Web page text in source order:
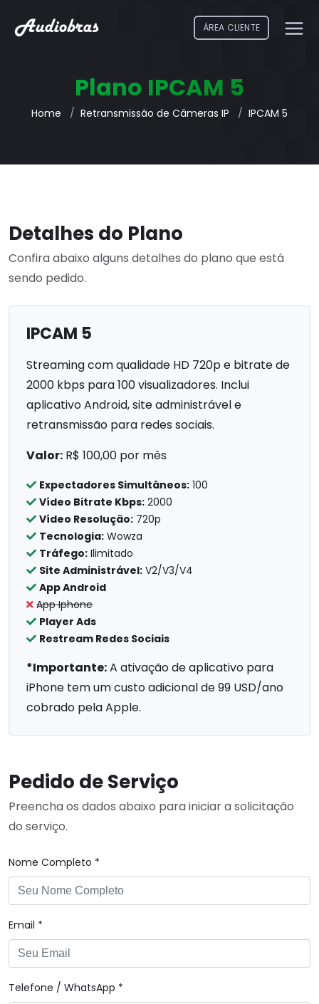
ÁREA CLIENTE
Plano IPCAM 5
Home Retransmissão de Câmeras IP IPCAM 5
Pedido de Serviço
Preencha os dados abaixo para iniciar a solicitação
do serviço.
Nome Completo *
Email *
Telefone / WhatsApp *
Detalhes do Plano
Confira abaixo alguns detalhes do plano que está
sendo pedido.
IPCAM 5
Streaming com qualidade HD 720p e bitrate de
2000 kbps para 100 visualizadores. Inclui
aplicativo Android, site administrável e
retransmissão para redes sociais.
Valor: R$ 100,00 por mês
Expectadores Simultâneos: 100
Vídeo Bitrate Kbps: 2000
Vídeo Resolução: 720p
Tecnologia: Wowza
Tráfego: Ilimitado
Site Administrável: V2/V3/V4
App Android
App Iphone
Player Ads
Restream Redes Sociais
*Importante:A ativação de aplicativo para
iPhone tem um custo adicional de 99 USD/ano
cobrado pela Apple.